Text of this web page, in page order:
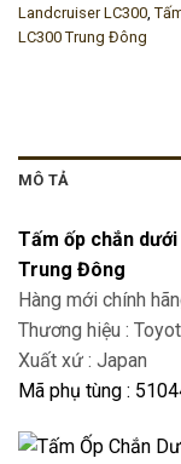
Landcruiser LC300,
LC300 Trung Đông
MÔ TẢ
Tấm ốp chắn
Trung Đông
Hàng mới chính
Thương hiệu :
Xuất xứ : Japan
Mã phụ tùng :